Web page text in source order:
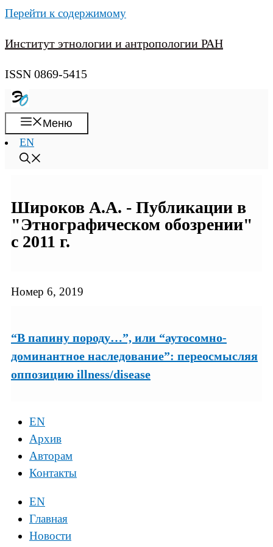
Перейти к содержимому
Институт этнологии и антропологии РАН
ISSN 0869-5415
Меню
EN
Широков А.А. - Публикации в
"Этнографическом обозрении"
с 2011 г.
Номер 6, 2019
“В папину породу…”, или “аутосомно-
доминантное наследование”: переосмысляя
оппозицию illness/disease
EN
Архив
Авторам
Контакты
EN
Главная
Новости